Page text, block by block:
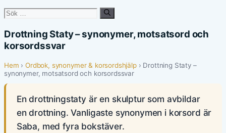
Sök
Drottning Staty – synonymer, motsatsord och
korsordssvar
Hem ›Ordbok, synonymer & korsordshjälp› Drottning Staty –
synonymer, motsatsord och korsordssvar
En drottningstaty är en skulptur som avbildar
en drottning. Vanligaste synonymen i korsord är
Saba, med fyra bokstäver.